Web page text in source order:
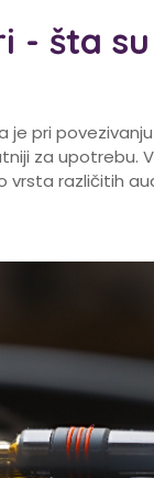
- šta
je pri
za upotrebu.
vrsta različitih